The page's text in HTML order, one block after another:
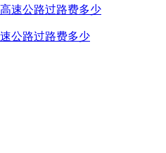
速公路过路费多少
公路过路费多少